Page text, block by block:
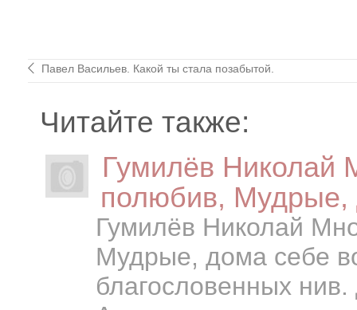
Павел Васильев. Какой ты стала позабытой.
Читайте также:
Гумилёв Николай
полюбив, Мудрые,
Гумилёв Николай
Мудрые, дома себе
благословенных